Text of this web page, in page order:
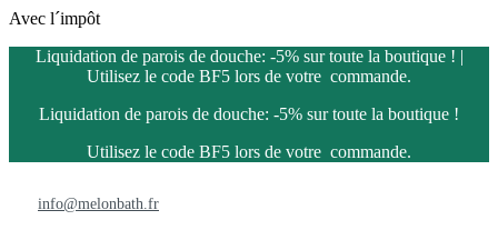
Avec l´impôt
Liquidation de parois de douche: -5% sur toute la boutique ! |
Utilisez le code BF5 lors de votre commande.
Liquidation de parois de douche: -5% sur toute la boutique !
Utilisez le code BF5 lors de votre commande.
info@melonbath.fr